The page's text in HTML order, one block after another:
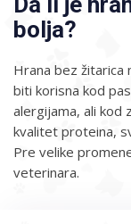
bolja?
Hrana bez žitarica
biti korisna kod
alergijama, ali kod
kvalitet proteina,
Pre velike
veterinara.